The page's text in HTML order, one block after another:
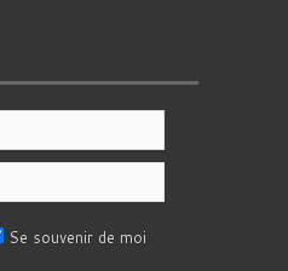
Se souvenir de moi